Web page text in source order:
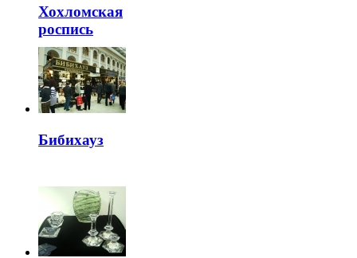
Хохломская
роспись
Бибихауз